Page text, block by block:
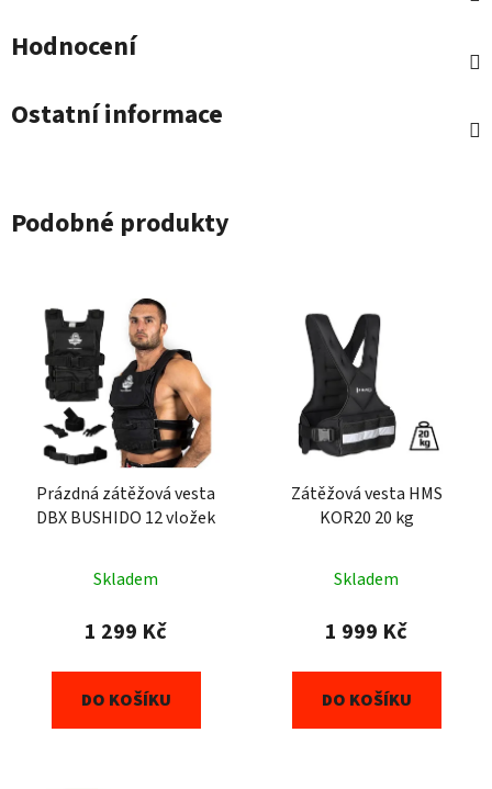
Hodnocení
Ostatní informace
Podobné produkty
Prázdná zátěžová vesta
DBX BUSHIDO 12 vložek
Skladem
1 299 Kč
DO KOŠÍKU
Zátěžová vesta HMS
KOR20 20 kg
Skladem
1 999 Kč
DO KOŠÍKU